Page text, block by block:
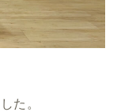
た。